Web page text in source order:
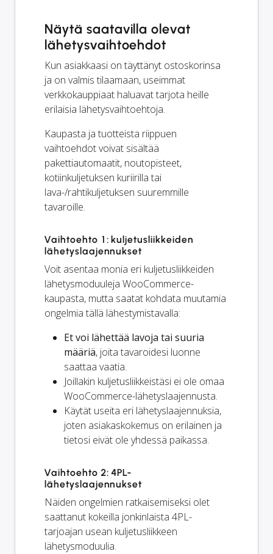
Näytä saatavilla olevat
lähetysvaihtoehdot
Kun asiakkaasi on täyttänyt ostoskorinsa
ja on valmis tilaamaan, useimmat
verkkokauppiaat haluavat tarjota heille
erilaisia lähetysvaihtoehtoja.
Kaupasta ja tuotteista riippuen
vaihtoehdot voivat sisältää
pakettiautomaatit, noutopisteet,
kotiinkuljetuksen kuriirilla tai
lava-/rahtikuljetuksen suuremmille
tavaroille.
Vaihtoehto 1: kuljetusliikkeiden
lähetyslaajennukset
Voit asentaa monia eri kuljetusliikkeiden
lähetysmoduuleja WooCommerce-
kaupasta, mutta saatat kohdata muutamia
ongelmia tällä lähestymistavalla:
Et voi lähettää lavoja tai suuria
määriä, joita tavaroidesi luonne
saattaa vaatia.
Joillakin kuljetusliikkeistäsi ei ole omaa
WooCommerce-lähetyslaajennusta.
Käytät useita eri lähetyslaajennuksia,
joten asiakaskokemus on erilainen ja
tietosi eivät ole yhdessä paikassa.
Vaihtoehto 2: 4PL-
lähetyslaajennukset
Näiden ongelmien ratkaisemiseksi olet
saattanut kokeilla jonkinlaista 4PL-
tarjoajan usean kuljetusliikkeen
lähetysmoduulia.